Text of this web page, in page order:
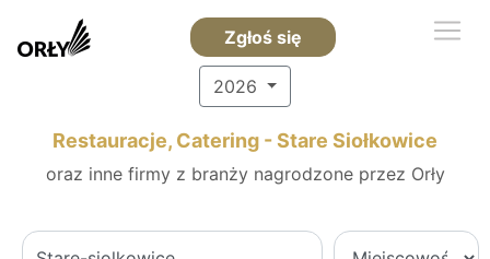
Zgłoś się
2026
Restauracje, Catering - Stare Siołkowice
oraz inne firmy z branży nagrodzone przez Orły